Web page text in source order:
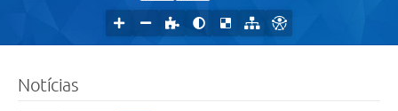
Notícias